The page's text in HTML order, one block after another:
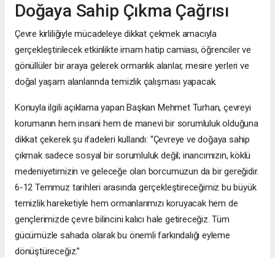
Doğaya Sahip Çıkma Çağrısı
Çevre kirliliğiyle mücadeleye dikkat çekmek amacıyla
gerçekleştirilecek etkinlikte imam hatip camiası, öğrenciler ve
gönüllüler bir araya gelerek ormanlık alanlar, mesire yerleri ve
doğal yaşam alanlarında temizlik çalışması yapacak.
Konuyla ilgili açıklama yapan Başkan Mehmet Turhan, çevreyi
korumanın hem insani hem de manevi bir sorumluluk olduğuna
dikkat çekerek şu ifadeleri kullandı: “Çevreye ve doğaya sahip
çıkmak sadece sosyal bir sorumluluk değil; inancımızın, köklü
medeniyetimizin ve geleceğe olan borcumuzun da bir gereğidir.
6-12 Temmuz tarihleri arasında gerçekleştireceğimiz bu büyük
temizlik hareketiyle hem ormanlarımızı koruyacak hem de
gençlerimizde çevre bilincini kalıcı hale getireceğiz. Tüm
gücümüzle sahada olarak bu önemli farkındalığı eyleme
dönüştüreceğiz.”